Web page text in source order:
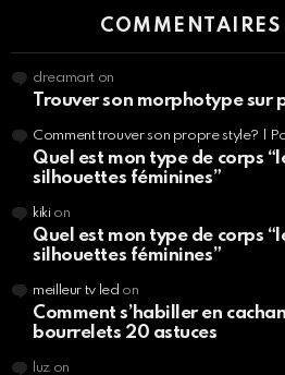
COMMENTAIRES
dreamart on
Trouver son morphotype sur
Comment trouver son propre style? |
Quel est mon type de corps
silhouettes féminines”
kikion
Quel est mon type de corps
silhouettes féminines”
meilleur tv led on
Comment s’habiller en
bourrelets 20 astuces
luzon